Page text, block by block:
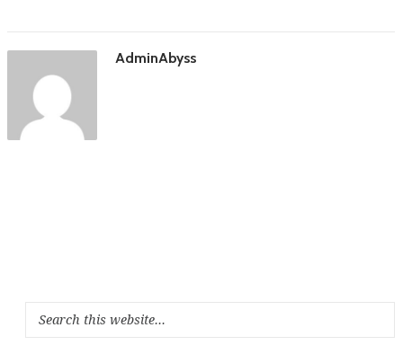
AdminAbyss